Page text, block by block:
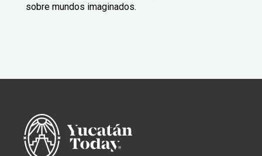
sobre mundos imaginados.